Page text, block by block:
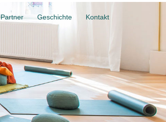
Partner Geschichte Kontakt